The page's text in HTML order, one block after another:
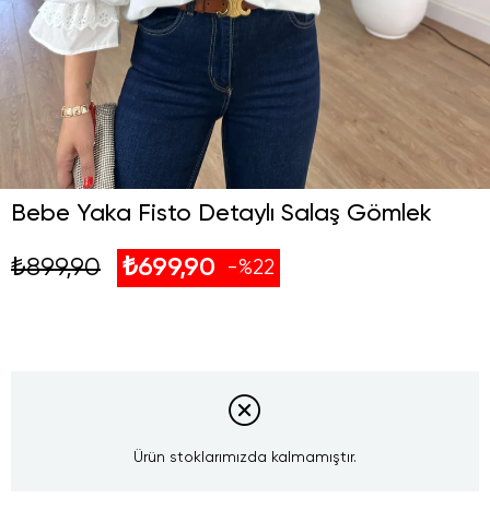
Bebe Yaka Fisto Detaylı Salaş Gömlek
₺899,90 ₺699,90 22
Ürün stoklarımızda kalmamıştır.